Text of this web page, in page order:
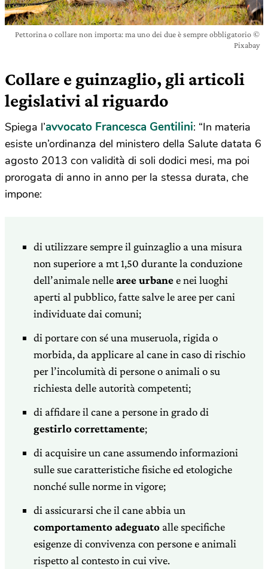
Pettorina o collare non importa: ma uno dei due è sempre obbligatorio ©
Pixabay
Collare e guinzaglio, gli articoli
legislativi al riguardo
Spiega l’avvocato Francesca Gentilini: “In materia
esiste un’ordinanza del ministero della Salute datata 6
agosto 2013 con validità di soli dodici mesi, ma poi
prorogata di anno in anno per la stessa durata, che
impone:
di utilizzare sempre il guinzaglio a una misura
non superiore a mt 1,50 durante la conduzione
dell’animale nellearee urbanee nei luoghi
aperti al pubblico, fatte salve le aree per cani
individuate dai comuni;
di portare con sé una museruola, rigida o
morbida, da applicare al cane in caso di rischio
per l’incolumità di persone o animali o su
richiesta delle autorità competenti;
di affidare il cane a persone in grado di
gestirlo correttamente;
di acquisire un cane assumendo informazioni
sulle sue caratteristiche fisiche ed etologiche
nonché sulle norme in vigore;
di assicurarsi che il cane abbia un
comportamentoadeguato alle specifiche
esigenze di convivenza con persone e animali
rispetto al contesto in cui vive.